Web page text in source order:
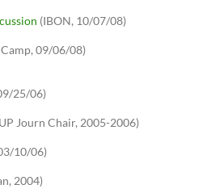
(IBON, 10/07/08)
09/06/08)
25/06)
Journ Chair, 2005-2006)
10/06)
2004)